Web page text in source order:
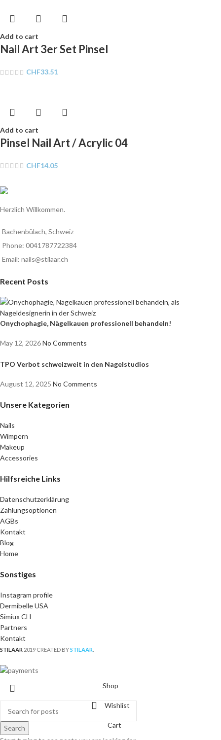
Add to cart
Nail Art 3er Set Pinsel
CHF33.51
Add to cart
Pinsel Nail Art / Acrylic 04
CHF14.05
Herzlich Willkommen.
Bachenbülach, Schweiz
Phone: 0041787722384
Email: nails@stilaar.ch
Recent Posts
Onychophagie, Nägelkauen professionell behandeln!
May 12, 2026No Comments
TPO Verbot schweizweit in den Nagelstudios
August 12, 2025 No Comments
Unsere Kategorien
Nails
Wimpern
Makeup
Accessories
Hilfsreiche Links
Datenschutzerklärung
Zahlungsoptionen
AGBs
Kontakt
Blog
Home
Sonstiges
Instagram profile
Dermibelle USA
Simiux CH
Partners
Kontakt
STILAAR 2019 CREATED BYSTILAAR
Search
Shop
Wishlist
Cart